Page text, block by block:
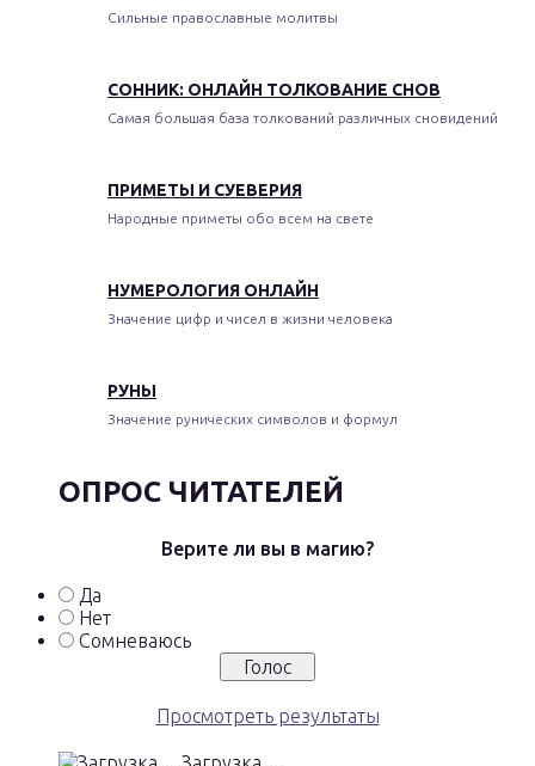
Сильные православные молитвы
СОННИК: ОНЛАЙН ТОЛКОВАНИЕ СНОВ
Самая большая база толкований различных сновидений
ПРИМЕТЫ И СУЕВЕРИЯ
Народные приметы обо всем на свете
НУМЕРОЛОГИЯ ОНЛАЙН
Значение цифр и чисел в жизни человека
РУНЫ
Значение рунических символов и формул
ОПРОС ЧИТАТЕЛЕЙ
Верите ли вы в магию?
Да
Нет
Сомневаюсь
Просмотреть результаты